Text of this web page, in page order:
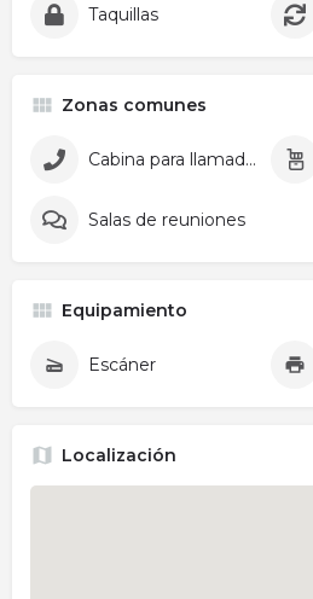
Taquillas
Zonas comunes
Cabina para llamadas
Salas de reuniones
Equipamiento
Escáner
Localización